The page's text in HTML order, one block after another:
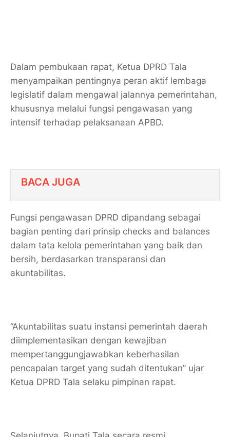
Dalam pembukaan rapat, Ketua DPRD Tala
menyampaikan pentingnya peran aktif lembaga
legislatif dalam mengawal jalannya pemerintahan,
khususnya melalui fungsi pengawasan yang
intensif terhadap pelaksanaan APBD.
BACA JUGA
Fungsi pengawasan DPRD dipandang sebagai
bagian penting dari prinsip checks and balances
dalam tata kelola pemerintahan yang baik dan
bersih, berdasarkan transparansi dan
akuntabilitas.
“Akuntabilitas suatu instansi pemerintah daerah
diimplementasikan dengan kewajiban
mempertanggungjawabkan keberhasilan
pencapaian target yang sudah ditentukan” ujar
Ketua DPRD Tala selaku pimpinan rapat.